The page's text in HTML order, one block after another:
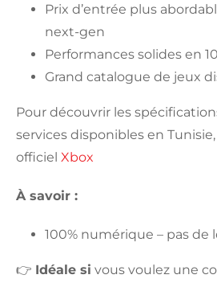
Prix d’entrée plus
next-gen
Performances solides en
Grand catalogue de jeux
Pour découvrir les
services disponibles en
officiel Xbox
À savoir :
100% numérique – pas de
👉 Idéale si vous voulez une